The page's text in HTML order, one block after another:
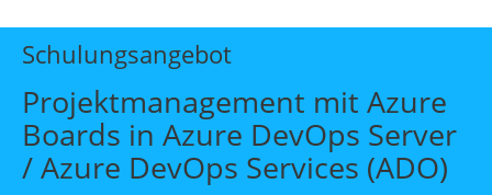
Start
Themen
Beratung
Individuelle Schulungen
Offene Seminare
Schulungsangebot
Projektmanagement mit Azure
Boards in Azure DevOps Server
/ Azure DevOps Services (ADO)